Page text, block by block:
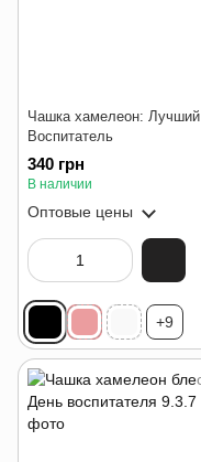
Чашка хамелеон: Лучший
Воспитатель
340 грн
В наличии
Оптовые цены
+9